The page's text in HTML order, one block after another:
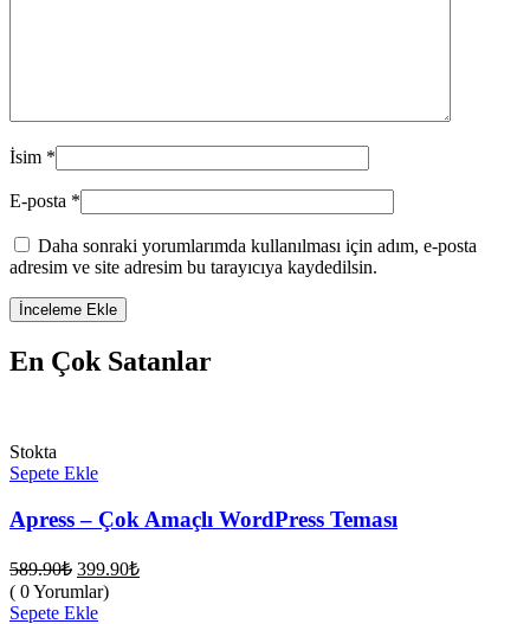
İsim *
E-posta *
Daha sonraki yorumlarımda kullanılması için adım, e-posta
adresim ve site adresim bu tarayıcıya kaydedilsin.
En Çok Satanlar
Stokta
Sepete Ekle
Apress – Çok Amaçlı WordPress Teması
589.90₺ Orijinal
fiyat:
589.90₺.
399.90₺Şu
( 0 Yorumlar)
Sepete Ekle